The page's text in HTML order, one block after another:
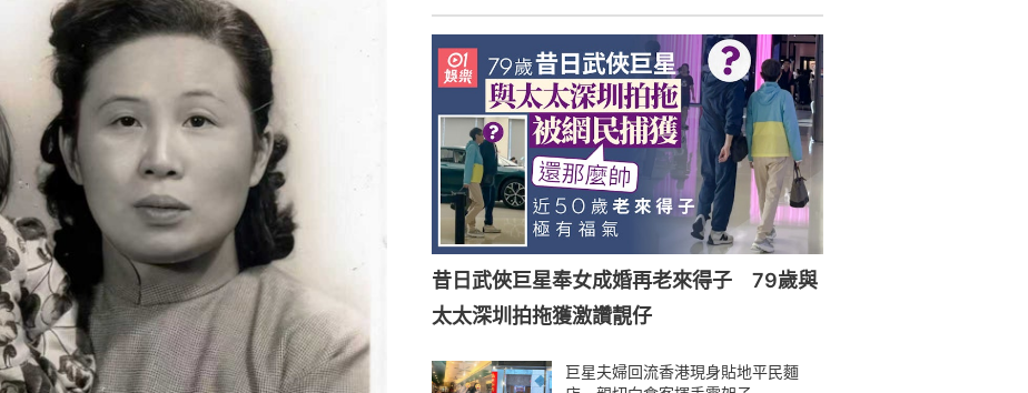
昔日武俠巨星奉女成婚再老來得子 79歲與
太太深圳拍拖獲激讚靚仔
巨星夫婦回流香港現身貼地平民麵